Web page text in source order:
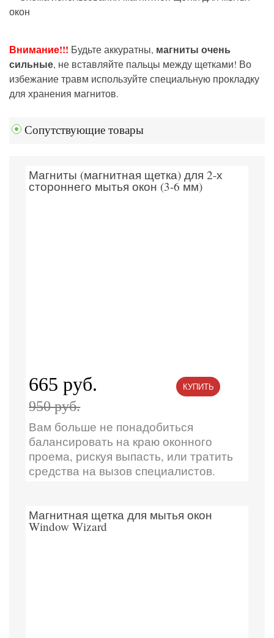
Внимание!!! Будьте аккуратны, магниты очень
сильные, не вставляйте пальцы между щетками! Во
избежание травм используйте специальную прокладку
для хранения магнитов.
Сопутствующие товары
Магниты (магнитная щетка) для 2-х
стороннего мытья окон (3-6 мм)
665 руб.
950 руб.
КУПИТЬ
Вам больше не понадобиться
балансировать на краю оконного
проема, рискуя выпасть, или тратить
средства на вызов специалистов.
Магнитная щетка для мытья окон
Window Wizard